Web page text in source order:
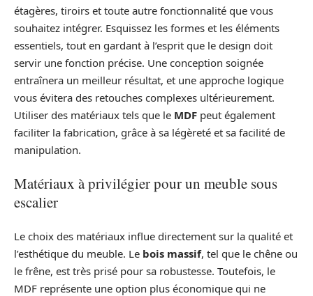
étagères, tiroirs et toute autre fonctionnalité que vous
souhaitez intégrer. Esquissez les formes et les éléments
essentiels, tout en gardant à l’esprit que le design doit
servir une fonction précise. Une conception soignée
entraînera un meilleur résultat, et une approche logique
vous évitera des retouches complexes ultérieurement.
Utiliser des matériaux tels que le MDF peut également
faciliter la fabrication, grâce à sa légèreté et sa facilité de
manipulation.
Matériaux à privilégier pour un meuble sous
escalier
Le choix des matériaux influe directement sur la qualité et
l’esthétique du meuble. Le bois massif, tel que le chêne ou
le frêne, est très prisé pour sa robustesse. Toutefois, le
MDF représente une option plus économique qui ne